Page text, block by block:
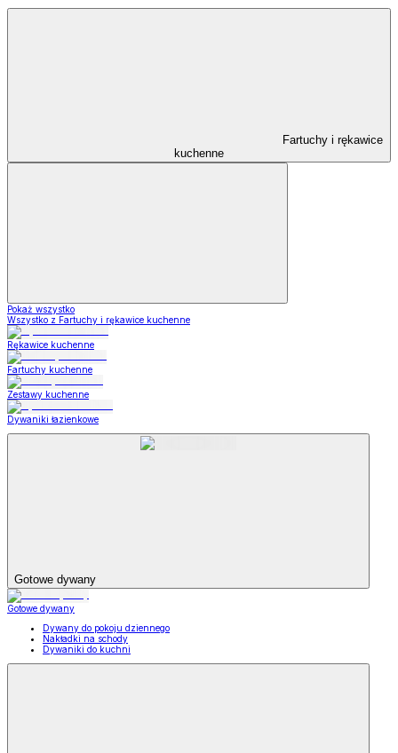
Fartuchy i rękawice
kuchenne
Pokaż wszystko
Wszystko z Fartuchy i rękawice kuchenne
Rękawice kuchenne
Fartuchy kuchenne
Zestawy kuchenne
Dywaniki łazienkowe
Gotowe dywany
Gotowe dywany
Dywany do pokoju dziennego
Nakładki na schody
Dywaniki do kuchni